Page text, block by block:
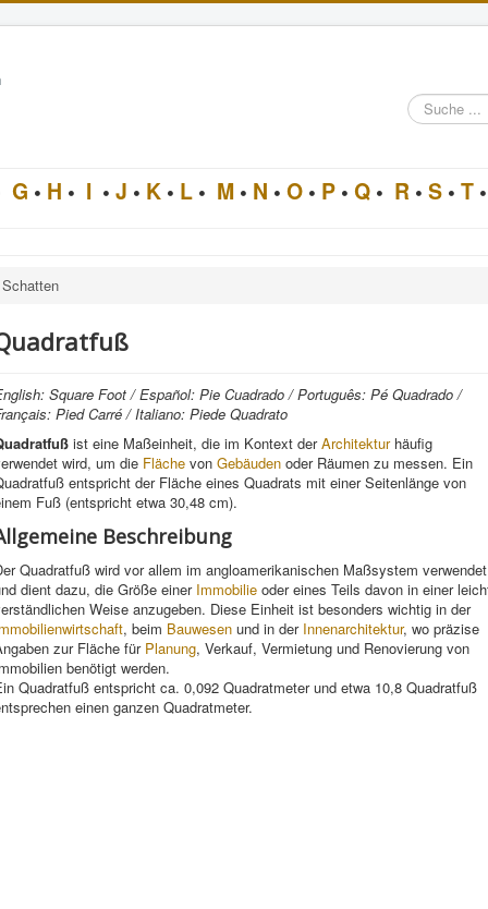
Suche
im
G • H • I • J • K • L • M • N • O • P • Q • R • S • T •
Schatten
Square Foot / Español: Pie Cuadrado / Português: Pé Quadrado /
Pied Carré / Italiano: Piede Quadrato
ist eine Maßeinheit, die im Kontext derArchitekturhäufig
wird, um die Fläche von Gebäuden oder Räumen zu messen. Ein
entspricht der Fläche eines Quadrats mit einer Seitenlänge von
Fuß (entspricht etwa 30,48 cm).
Beschreibung
Quadratfuß wird vor allem im angloamerikanischen Maßsystem verwendet
dient dazu, die Größe einer Immobilie oder eines Teils davon in einer
Weise anzugeben. Diese Einheit ist besonders wichtig in der
, beim Bauwesen und in der Innenarchitektur, wo präzise
zur Fläche für Planung, Verkauf, Vermietung und Renovierung von
benötigt werden.
Quadratfuß entspricht ca. 0,092 Quadratmeter und etwa 10,8 Quadratfuß
einen ganzen Quadratmeter.